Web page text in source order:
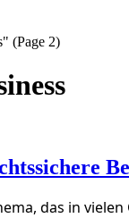
(Page 2)
das in